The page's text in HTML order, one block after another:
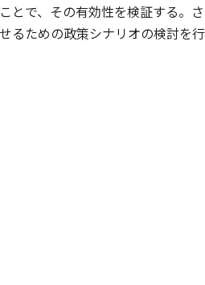
とで、その有効性を検証する。さ
るための政策シナリオの検討を行